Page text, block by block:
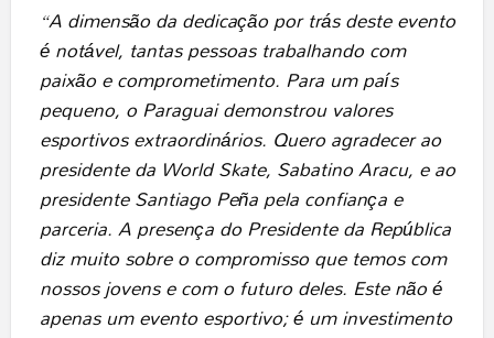
“A dimensão da dedicação por trás deste evento
é notável, tantas pessoas trabalhando com
paixão e comprometimento. Para um país
pequeno, o Paraguai demonstrou valores
esportivos extraordinários. Quero agradecer ao
presidente da World Skate, Sabatino Aracu, e ao
presidente Santiago Peña pela confiança e
parceria. A presença do Presidente da República
diz muito sobre o compromisso que temos com
nossos jovens e com o futuro deles. Este não é
apenas um evento esportivo; é um investimento